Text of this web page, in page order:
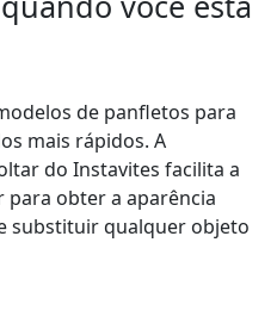
de panfletos para
mais rápidos. A
do Instavites facilita a
para obter a aparência
substituir qualquer objeto